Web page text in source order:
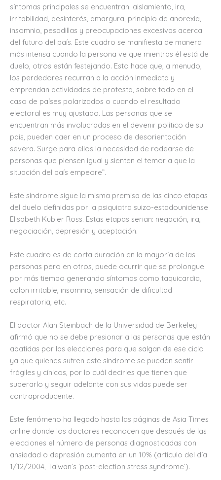
síntomas principales se encuentran: aislamiento, ira,
irritabilidad, desinterés, amargura, principio de anorexia,
insomnio, pesadillas y preocupaciones excesivas acerca
del futuro del país. Este cuadro se manifiesta de manera
más intensa cuando la persona ve que mientras él está de
duelo, otros están festejando. Esto hace que, a menudo,
los perdedores recurran a la acción inmediata y
emprendan actividades de protesta, sobre todo en el
caso de países polarizados o cuando el resultado
electoral es muy ajustado. Las personas que se
encuentran más involucradas en el devenir político de su
país, pueden caer en un proceso de desorientación
severa. Surge para ellos la necesidad de rodearse de
personas que piensen igual y sienten el temor a que la
situación del país empeore”.
Este síndrome sigue la misma premisa de las cinco etapas
del duelo definidas por la psiquiatra suizo-estadounidense
Elisabeth Kubler Ross. Estas etapas serian: negación, ira,
negociación, depresión y aceptación.
Este cuadro es de corta duración en la mayoría de las
personas pero en otros, puede ocurrir que se prolongue
por más tiempo generando síntomas como taquicardia,
colon irritable, insomnio, sensación de dificultad
respiratoria, etc.
El doctor Alan Steinbach de la Universidad de Berkeley
afirmó que no se debe presionar a las personas que están
abatidas por las elecciones para que salgan de ese ciclo
ya que quienes sufren este síndrome se pueden sentir
frágiles y cínicos, por lo cuál decirles que tienen que
superarlo y seguir adelante con sus vidas puede ser
contraproducente.
Este fenómeno ha llegado hasta las páginas de Asia Times
online donde los doctores reconocen que después de las
elecciones el número de personas diagnosticadas con
ansiedad o depresión aumenta en un 10% (artículo del día
1/12/2004, Taiwan’s ‘post-election stress syndrome’).